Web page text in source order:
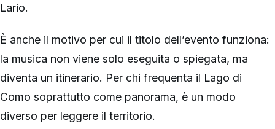
Lario.
È anche il motivo per cui il titolo dell’evento funziona:
la musica non viene solo eseguita o spiegata, ma
diventa un itinerario. Per chi frequenta il Lago di
Como soprattutto come panorama, è un modo
diverso per leggere il territorio.